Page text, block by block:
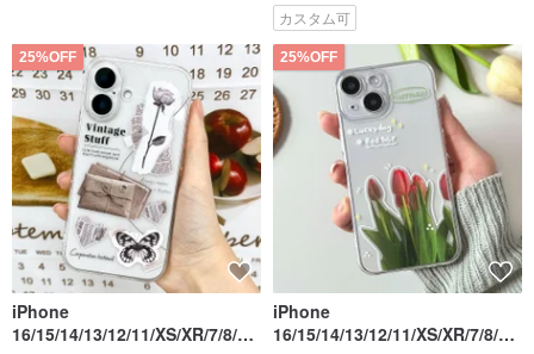
カスタム可
25%OFF
iPhone
16/15/14/13/12/11/XS/XR/7/8/SE
25%OFF
iPhone
16/15/14/13/12/11/XS/XR/7/8/SE